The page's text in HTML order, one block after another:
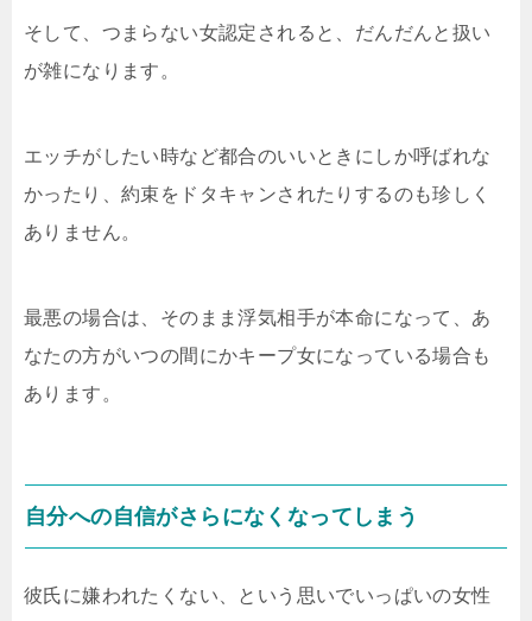
そして、つまらない女認定されると、だんだんと扱い
が雑になります。
エッチがしたい時など都合のいいときにしか呼ばれな
かったり、約束をドタキャンされたりするのも珍しく
ありません。
最悪の場合は、そのまま浮気相手が本命になって、あ
なたの方がいつの間にかキープ女になっている場合も
あります。
自分への自信がさらになくなってしまう
彼氏に嫌われたくない、という思いでいっぱいの女性